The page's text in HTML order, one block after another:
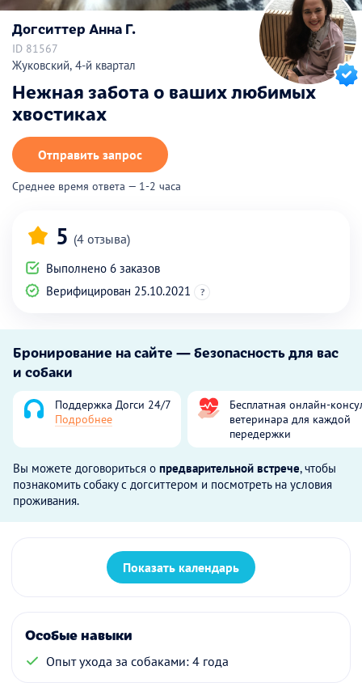
Догситтер Анна Г.
ID 81567
Жуковский, 4-й квартал
Нежная забота о ваших любимых
хвостиках
Отправить запрос
Среднее время ответа — 1-2 часа
5 (4 отзыва)
Выполнено 6 заказов
Верифицирован 25.10.2021
?
Бронирование на сайте — безопасность для вас
и собаки
Поддержка Догси 24/7
Подробнее
Бесплатная онлайн-
ветеринара для каждой
передержки
Вы можете договориться о предварительной встрече, чтобы
познакомить собаку с догситтером и посмотреть на условия
проживания.
Показать календарь
Особые навыки
Опыт ухода за собаками: 4 года